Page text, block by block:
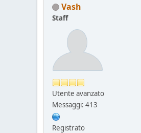
Vash
Staff
Utente avanzato
Messaggi: 413
Registrato